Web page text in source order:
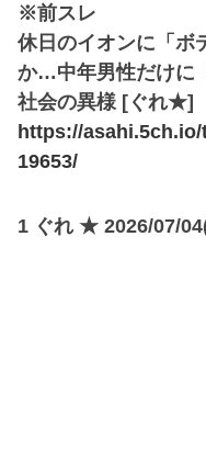
※前スレ
休日のイオンに「ボ
か…中年男性だけに
社会の異様 [ぐれ★]
https://
19653/
1 ぐれ ★ 2026/07/